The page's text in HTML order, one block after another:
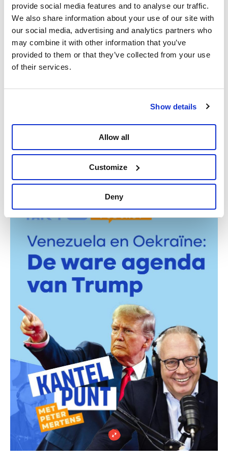
provide social media features and to analyse our traffic.
We also share information about your use of our site with
our social media, advertising and analytics partners who
may combine it with other information that you’ve
provided to them or that they’ve collected from your use
of their services.
Show details
Allow all
Customize
Deny
Solidariteitsactie zondag 4
januari - 14u - Brussel
organiseren een solidariteitsactie op zondag
4 januari voor de ambassade van de